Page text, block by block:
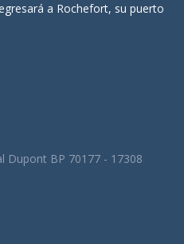
a Rochefort, su puerto
Dupont BP 70177 - 17308